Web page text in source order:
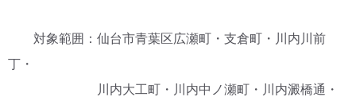
対象範囲：仙台市青葉区広瀬町・支倉町・川内川前
丁・
川内大工町・川内中ノ瀬町・川内澱橋通・